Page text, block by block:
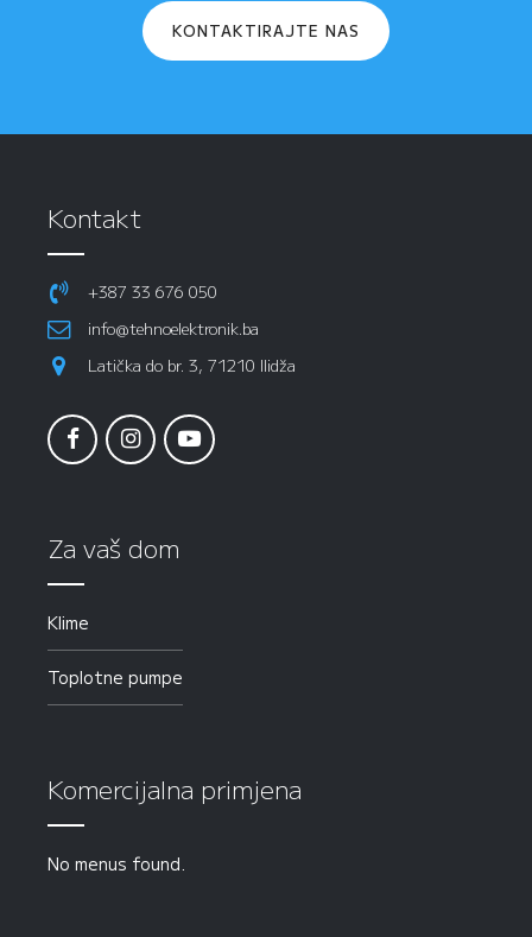
KONTAKTIRAJTE NAS
Kontakt
+387 33 676 050
info@tehnoelektronik.ba
Latička do br. 3, 71210 Ilidža
Za vaš dom
Klime
Toplotne pumpe
Komercijalna primjena
No menus found.